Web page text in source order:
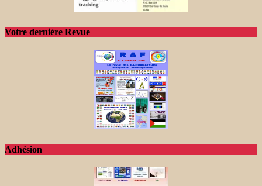
Votre dernière Revue
Adhésion